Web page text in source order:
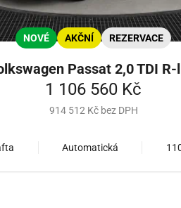
NOVÉ AKČNÍ REZERVACE
Passat 2,0 TDI R-
1 106 560 Kč
914 512 Kč bez DPH
Automatická